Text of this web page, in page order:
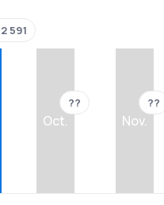
591
Oct.
??
Nov.
??